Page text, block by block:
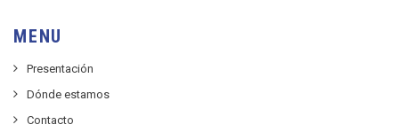
MENU
Presentación
Dónde estamos
Contacto